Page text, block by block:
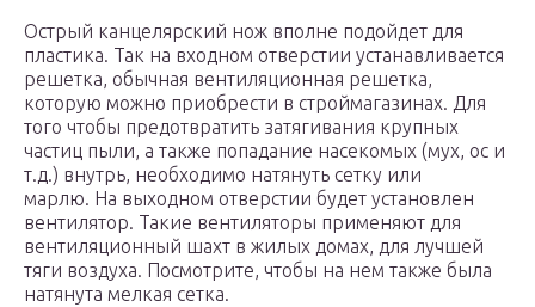
Острый канцелярский нож вполне подойдет для
пластика. Так на входном отверстии устанавливается
решетка, обычная вентиляционная решетка,
которую можно приобрести в строймагазинах. Для
того чтобы предотвратить затягивания крупных
частиц пыли, а также попадание насекомых (мух, ос и
т.д.) внутрь, необходимо натянуть сетку или
марлю. На выходном отверстии будет установлен
вентилятор. Такие вентиляторы применяют для
вентиляционный шахт в жилых домах, для лучшей
тяги воздуха. Посмотрите, чтобы на нем также была
натянута мелкая сетка.